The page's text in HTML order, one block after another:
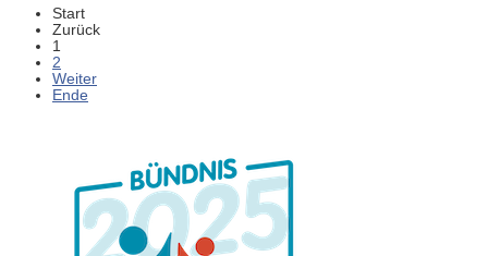
Start
Zurück
1
2
Weiter
Ende